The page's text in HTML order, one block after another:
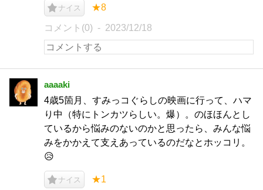
ナイス ★8
コメント(0) 2023/12/18
aaaaki
4歳5箇月、すみっコぐらしの映画に行って、ハマ
り中（特にトンカツらしい。爆）。のほほんとし
ているから悩みのないのかと思ったら、みんな悩
みをかかえて支えあっているのだなとホッコリ。
😥
ナイス ★1